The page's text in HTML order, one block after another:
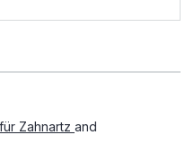
Zahnartz and